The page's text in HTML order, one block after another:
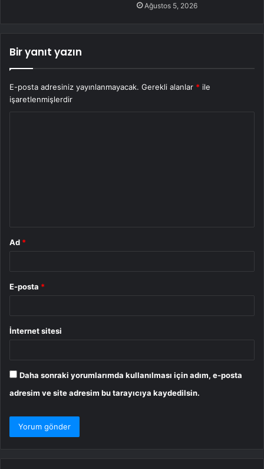
Ağustos 5, 2026
Bir yanıt yazın
E-posta adresiniz yayınlanmayacak. Gerekli alanlar * ile
işaretlenmişlerdir
Ad *
E-posta *
İnternet sitesi
Daha sonraki yorumlarımda kullanılması için adım, e-posta
adresim ve site adresim bu tarayıcıya kaydedilsin.